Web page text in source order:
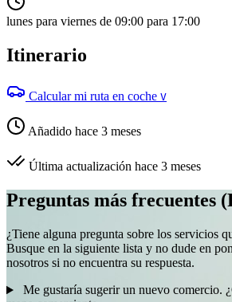
lunes para viernes de 09:00 para 17:00
Itinerario
Calcular mi ruta en coche V
Añadido hace 3 meses
Última actualización hace 3 meses
Preguntas más frecuentes
¿Tiene alguna pregunta sobre los servicios
Busque en la siguiente lista y no dude en
nosotros si no encuentra su respuesta.
Me gustaría sugerir un nuevo comercio.